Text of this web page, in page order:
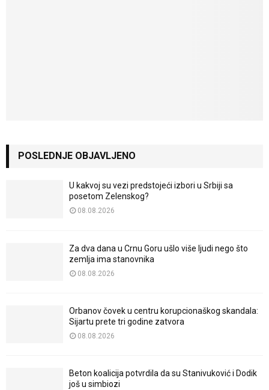
POSLEDNJE OBJAVLJENO
U kakvoj su vezi predstojeći izbori u Srbiji sa
posetom Zelenskog?
08.08.2026
Za dva dana u Crnu Goru ušlo više ljudi nego što
zemlja ima stanovnika
08.08.2026
Orbanov čovek u centru korupcionaškog skandala:
Sijartu prete tri godine zatvora
08.08.2026
Beton koalicija potvrdila da su Stanivuković i Dodik
još u simbiozi